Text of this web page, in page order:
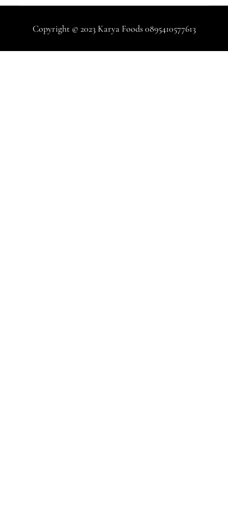
Copyright © 2023 Karya Foods 0895410577613